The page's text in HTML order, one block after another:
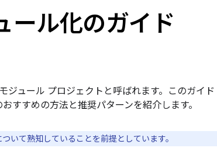
ール化のガイド
ジュール プロジェクトと呼ばれます。このガイド
すすめの方法と推奨パターンを紹介します。
いて熟知していることを前提としています。